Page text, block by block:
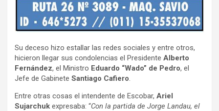
Su deceso hizo estallar las redes sociales y entre otros,
hicieron llegar sus condolencias el Presidente Alberto
Fernández, el Ministro Eduardo “Wado” de Pedro, el
Jefe de Gabinete Santiago Cafiero
Entre otras cosas el intendente de Escobar, Ariel
Sujarchuk expresaba: “Con la partida de Jorge Landau, el